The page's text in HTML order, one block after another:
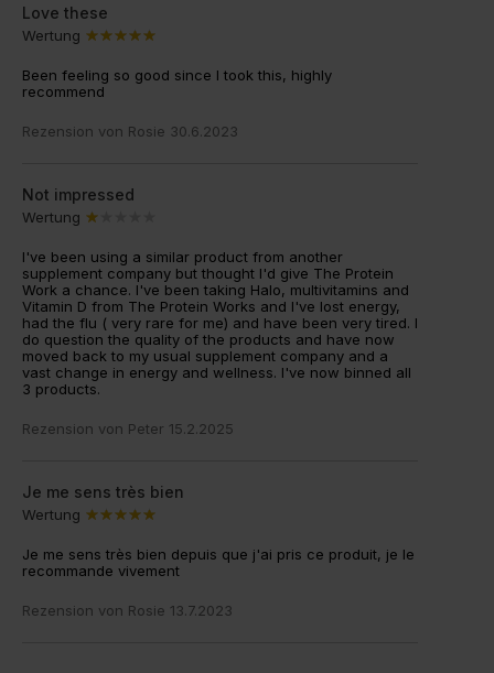
Love these
Wertung
Been feeling so good since I took this, highly
recommend
Rezension von Rosie 30.6.2023
Not impressed
Wertung
I've been using a similar product from another
supplement company but thought I'd give The Protein
Work a chance. I've been taking Halo, multivitamins and
Vitamin D from The Protein Works and I've lost energy,
had the flu ( very rare for me) and have been very tired. I
do question the quality of the products and have now
moved back to my usual supplement company and a
vast change in energy and wellness. I've now binned all
3 products.
Rezension von Peter 15.2.2025
Je me sens très bien
Wertung
Je me sens très bien depuis que j'ai pris ce produit, je le
recommande vivement
Rezension von Rosie 13.7.2023